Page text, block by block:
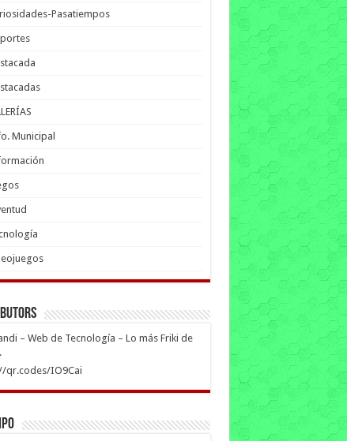
Pasatiempos
Municipal
– Web de Tecnología – Lo más Friki de
qr.codes/IO9Cai